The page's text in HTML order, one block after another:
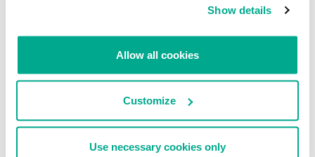
Show details
Allow all cookies
Customize
Use necessary cookies only
cuatro estafadores virtuales
se llenan los bolsillos vendiendo
Tamiflú falso